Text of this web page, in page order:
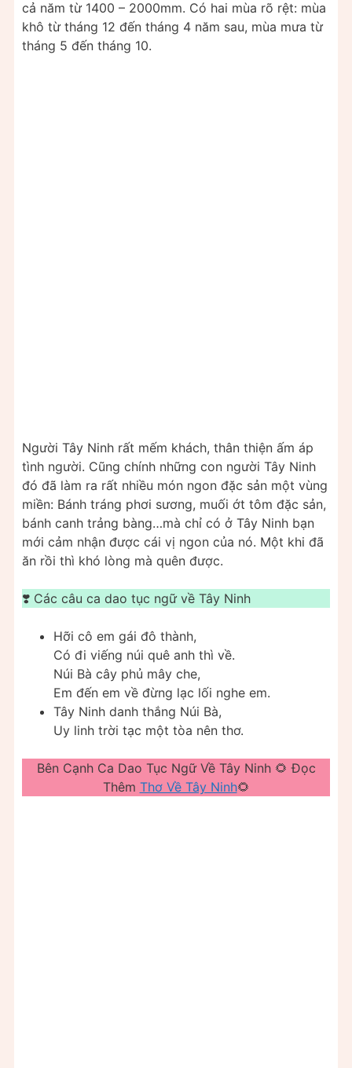
cả năm từ 1400 – 2000mm. Có hai mùa rõ rệt: mùa
khô từ tháng 12 đến tháng 4 năm sau, mùa mưa từ
tháng 5 đến tháng 10.
Người Tây Ninh rất mếm khách, thân thiện ấm áp
tình người. Cũng chính những con người Tây Ninh
đó đã làm ra rất nhiều món ngon đặc sản một vùng
miền: Bánh tráng phơi sương, muối ớt tôm đặc sản,
bánh canh trảng bàng…mà chỉ có ở Tây Ninh bạn
mới cảm nhận được cái vị ngon của nó. Một khi đã
ăn rồi thì khó lòng mà quên được.
❣️ Các câu ca dao tục ngữ về Tây Ninh
Hỡi cô em gái đô thành,
Có đi viếng núi quê anh thì về.
Núi Bà cây phủ mây che,
Em đến em về đừng lạc lối nghe em.
Tây Ninh danh thắng Núi Bà,
Uy linh trời tạc một tòa nên thơ.
Bên Cạnh Ca Dao Tục Ngữ Về Tây Ninh 🌻 Đọc
Thêm Thơ Về Tây Ninh🌻